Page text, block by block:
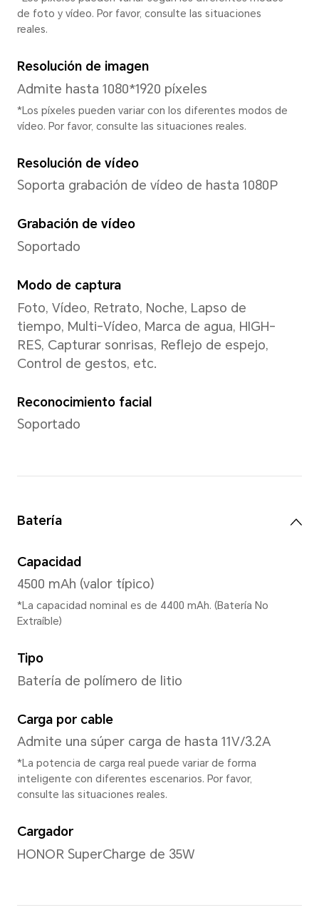
dispositivos/Multiventana/
Sistema
Sistema operativo
MagicOS 8.0 basado en
MagicOS 8.0
Memoria
8GB+256GB